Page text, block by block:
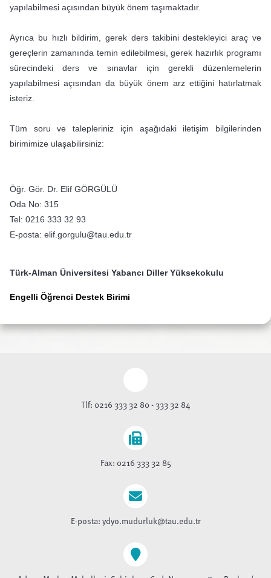
yapılabilmesi açısından büyük önem taşımaktadır.
Ayrıca bu hızlı bildirim, gerek ders takibini destekleyici araç ve
gereçlerin zamanında temin edilebilmesi, gerek hazırlık programı
sürecindeki ders ve sınavlar için gerekli düzenlemelerin
yapılabilmesi açısından da büyük önem arz ettiğini hatırlatmak
isteriz.
Tüm soru ve talepleriniz için aşağıdaki iletişim bilgilerinden
birimimize ulaşabilirsiniz:
Öğr. Gör. Dr. Elif GÖRGÜLÜ
Oda No: 315
Tel: 0216 333 32 93
E‑posta: elif.gorgulu@tau.edu.tr
Türk-Alman Üniversitesi Yabancı Diller Yüksekokulu
Engelli Öğrenci Destek Birimi
Tlf: 0216 333 32 80 - 333 32 84
Fax: 0216 333 32 85
E-posta: ydyo.mudurluk@tau.edu.tr